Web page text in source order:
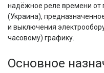
надёжное реле времени
(Украина),
и выключения
часовому) графику.
Основное